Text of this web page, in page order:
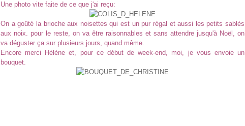
Une photo vite faite de ce que j'ai reçu:
On a goûté la brioche aux noisettes qui est un pur régal et aussi les petits sablés
aux noix. pour le reste, on va être raisonnables et sans attendre jusqu'à Noël, on
va déguster ça sur plusieurs jours, quand même.
Encore merci Hélène et, pour ce début de week-end, moi, je vous envoie un
bouquet.